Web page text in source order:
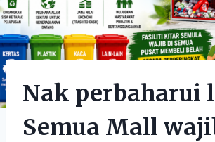
Nak perbaharui
Semua Mall